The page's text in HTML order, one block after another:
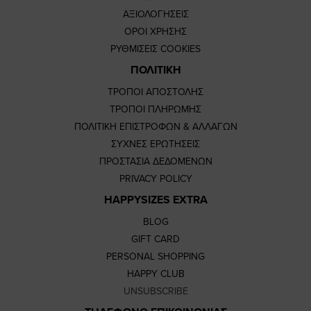
ΑΞΙΟΛΟΓΗΣΕΙΣ
ΟΡΟΙ ΧΡΗΣΗΣ
ΡΥΘΜΙΣΕΙΣ COOKIES
ΠΟΛΙΤΙΚΗ
ΤΡΟΠΟΙ ΑΠΟΣΤΟΛΗΣ
ΤΡΟΠΟΙ ΠΛΗΡΩΜΗΣ
ΠΟΛΙΤΙΚΗ ΕΠΙΣΤΡΟΦΩΝ & ΑΛΛΑΓΩΝ
ΣΥΧΝΕΣ ΕΡΩΤΗΣΕΙΣ
ΠΡΟΣΤΑΣΙΑ ΔΕΔΟΜΕΝΩΝ
PRIVACY POLICY
HAPPYSIZES EXTRA
BLOG
GIFT CARD
PERSONAL SHOPPING
HAPPY CLUB
UNSUBSCRIBE